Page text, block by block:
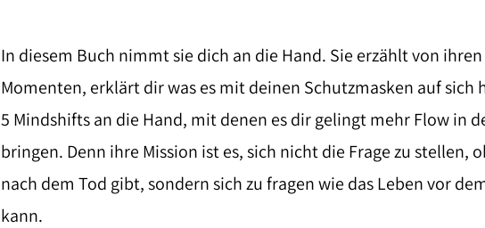
In diesem Buch nimmt sie dich an die Hand. Sie erzählt von ihren
Momenten, erklärt dir was es mit deinen Schutzmasken auf sich
5 Mindshifts an die Hand, mit denen es dir gelingt mehr Flow in
bringen. Denn ihre Mission ist es, sich nicht die Frage zu stellen,
nach dem Tod gibt, sondern sich zu fragen wie das Leben vor
kann.